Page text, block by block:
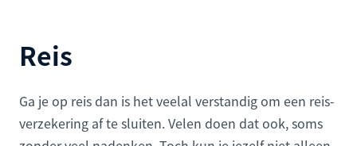
Reis
Ga je op reis dan is het veelal verstandig om een reis­
verzekering af te sluiten. Velen doen dat ook, soms